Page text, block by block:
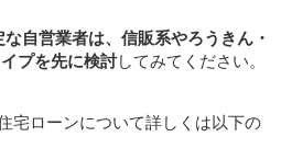
自営業者は、信販系やろうきん・
プを先に検討してみてください。
宅ローンについて詳しくは以下の